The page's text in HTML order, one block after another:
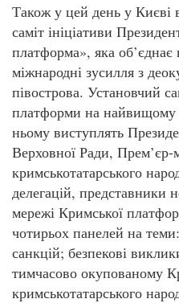
Також у цей день у Києві
саміт ініціативи
платформа», яка об’єднає
міжнародні зусилля з
півострова. Установчий
платформи на найвищому
ньому виступлять
Верховної Ради, Прем’єр-
кримськотатарського
делегацій, представники
мережі Кримської
чотирьох панелей на
санкцій; безпекові
тимчасово окупованому
кримськотатарського